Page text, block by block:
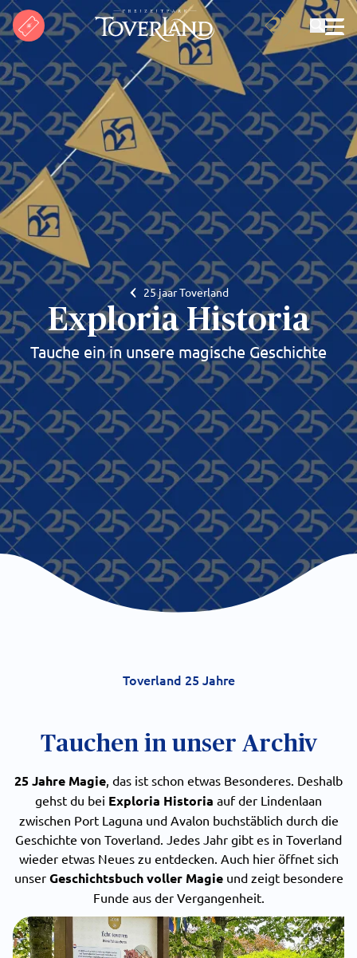
Suchen
25 jaar Toverland
Exploria Historia
Tauche ein in unsere magische Geschichte
Toverland 25 Jahre
Tauchen in unser Archiv
25 Jahre Magie, das ist schon etwas Besonderes. Deshalb
gehst du bei Exploria Historia auf der Lindenlaan
zwischen Port Laguna und Avalon buchstäblich durch die
Geschichte von Toverland. Jedes Jahr gibt es in Toverland
wieder etwas Neues zu entdecken. Auch hier öffnet sich
unser Geschichtsbuch voller Magieund zeigt besondere
Funde aus der Vergangenheit.